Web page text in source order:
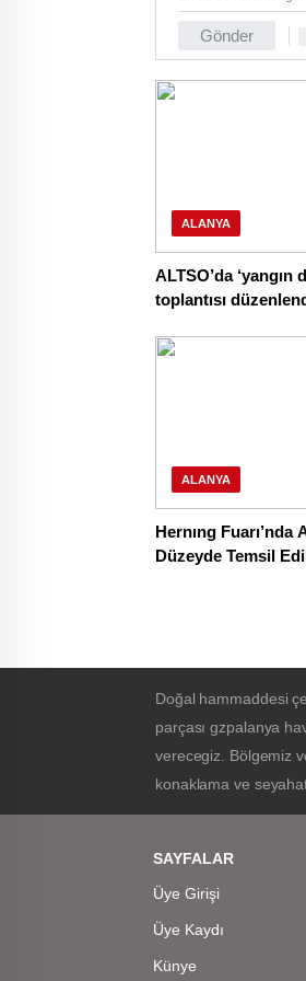
Gönder
ALANYA
ALTSO’da ‘yangın denetim’
toplantısı
ALANYA
Hernıng Fuarı’nda
Düzeyde Temsil
Doğal hammaddesi
parçası gzpalanya
verecegiz. Bölgemiz
konaklama ve
SAYFALAR
Üye Girişi
Üye Kaydı
Künye